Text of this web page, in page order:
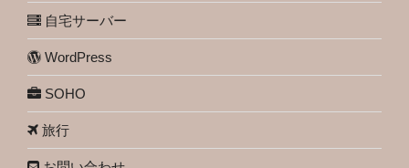
自宅サーバー
WordPress
SOHO
旅行